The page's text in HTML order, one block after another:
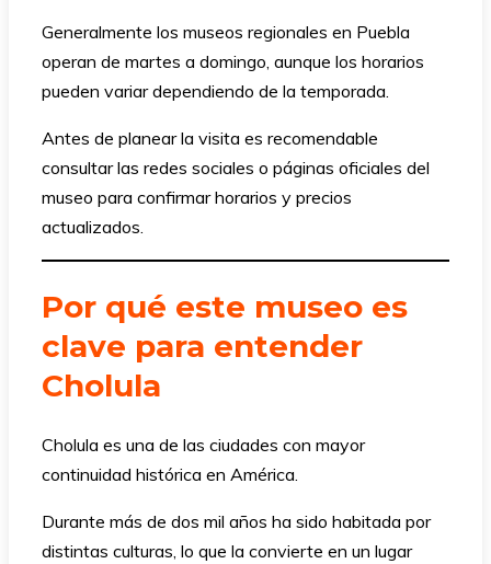
Generalmente los museos regionales en Puebla
operan de martes a domingo, aunque los horarios
pueden variar dependiendo de la temporada.
Antes de planear la visita es recomendable
consultar las redes sociales o páginas oficiales del
museo para confirmar horarios y precios
actualizados.
Por qué este museo es
clave para entender
Cholula
Cholula es una de las ciudades con mayor
continuidad histórica en América.
Durante más de dos mil años ha sido habitada por
distintas culturas, lo que la convierte en un lugar